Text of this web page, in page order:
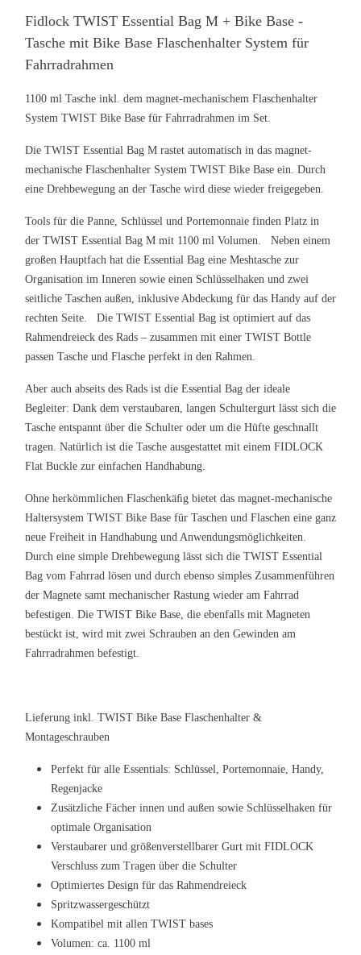
Fidlock TWIST Essential Bag M + Bike Base -
Tasche mit Bike Base Flaschenhalter System für
Fahrradrahmen
1100 ml Tasche inkl. dem magnet-mechanischem Flaschenhalter
System TWIST Bike Base für Fahrradrahmen im Set.
Die TWIST Essential Bag M rastet automatisch in das magnet-
mechanische Flaschenhalter System TWIST Bike Base ein. Durch
eine Drehbewegung an der Tasche wird diese wieder freigegeben.
Tools für die Panne, Schlüssel und Portemonnaie finden Platz in
der TWIST Essential Bag M mit 1100 ml Volumen. Neben einem
großen Hauptfach hat die Essential Bag eine Meshtasche zur
Organisation im Inneren sowie einen Schlüsselhaken und zwei
seitliche Taschen außen, inklusive Abdeckung für das Handy auf der
rechten Seite. Die TWIST Essential Bag ist optimiert auf das
Rahmendreieck des Rads – zusammen mit einer TWIST Bottle
passen Tasche und Flasche perfekt in den Rahmen.
Aber auch abseits des Rads ist die Essential Bag der ideale
Begleiter: Dank dem verstaubaren, langen Schultergurt lässt sich die
Tasche entspannt über die Schulter oder um die Hüfte geschnallt
tragen. Natürlich ist die Tasche ausgestattet mit einem FIDLOCK
Flat Buckle zur einfachen Handhabung.
Ohne herkömmlichen Flaschenkäﬁg bietet das magnet-mechanische
Haltersystem TWIST Bike Base für Taschen und Flaschen eine ganz
neue Freiheit in Handhabung und Anwendungsmöglichkeiten.
Durch eine simple Drehbewegung lässt sich die TWIST Essential
Bag vom Fahrrad lösen und durch ebenso simples Zusammenführen
der Magnete samt mechanischer Rastung wieder am Fahrrad
befestigen. Die TWIST Bike Base, die ebenfalls mit Magneten
bestückt ist, wird mit zwei Schrauben an den Gewinden am
Fahrradrahmen befestigt.
Lieferung inkl. TWIST Bike Base Flaschenhalter &
Montageschrauben
Perfekt für alle Essentials: Schlüssel, Portemonnaie, Handy,
Regenjacke
Zusätzliche Fächer innen und außen sowie Schlüsselhaken für
optimale Organisation
Verstaubarer und größenverstellbarer Gurt mit FIDLOCK
Verschluss zum Tragen über die Schulter
Optimiertes Design für das Rahmendreieck
Spritzwassergeschützt
Kompatibel mit allen TWIST bases
Volumen: ca. 1100 ml